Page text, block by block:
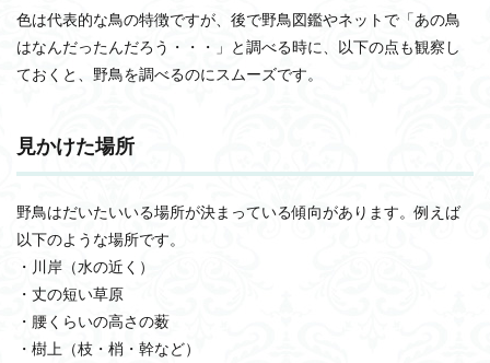
色は代表的な鳥の特徴ですが、後で野鳥図鑑やネットで「あの鳥
はなんだったんだろう・・・」と調べる時に、以下の点も観察し
ておくと、野鳥を調べるのにスムーズです。
見かけた場所
野鳥はだいたいいる場所が決まっている傾向があります。例えば
以下のような場所です。
・川岸（水の近く）
・丈の短い草原
・腰くらいの高さの薮
・樹上（枝・梢・幹など）